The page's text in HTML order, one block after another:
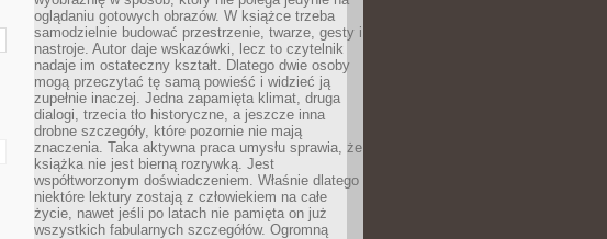
oglądaniu gotowych obrazów. W książce trzeba
samodzielnie budować przestrzenie, twarze, gesty i
nastroje. Autor daje wskazówki, lecz to czytelnik
nadaje im ostateczny kształt. Dlatego dwie osoby
mogą przeczytać tę samą powieść i widzieć ją
zupełnie inaczej. Jedna zapamięta klimat, druga
dialogi, trzecia tło historyczne, a jeszcze inna
drobne szczegóły, które pozornie nie mają
znaczenia. Taka aktywna praca umysłu sprawia, że
książka nie jest bierną rozrywką. Jest
współtworzonym doświadczeniem. Właśnie dlatego
niektóre lektury zostają z człowiekiem na całe
życie, nawet jeśli po latach nie pamięta on już
wszystkich fabularnych szczegółów. Ogromną